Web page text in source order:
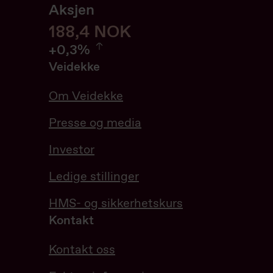
Aksjen
188,6 NOK
+0,3%
0.32%
Veidekke
Om Veidekke
Presse og media
Investor
Ledige stillinger
HMS- og sikkerhetskurs
Kontakt
Kontakt oss